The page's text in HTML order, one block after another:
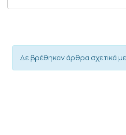
Δε βρέθηκαν άρθρα σχετικά με